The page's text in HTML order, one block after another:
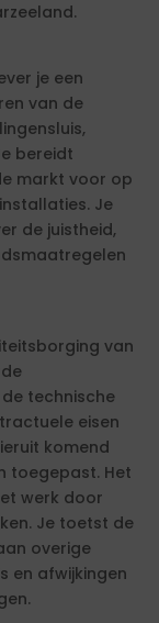
je een
van de
bereidt
markt voor op
Je
de juistheid,
van
technische
eisen
komend
toegepast. Het
werk door
Je toetst de
overige
en afwijkingen